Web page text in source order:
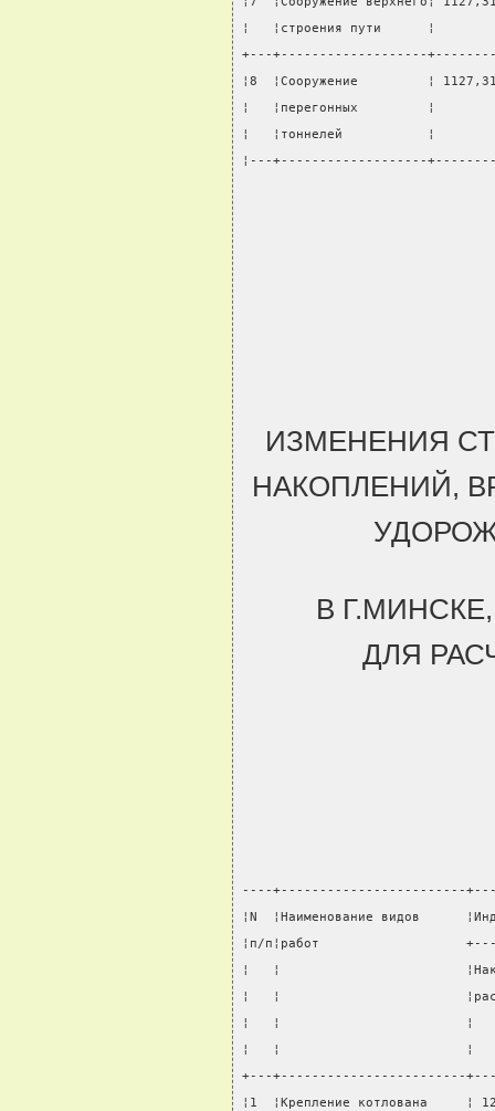
¦   ¦строения пути
+---+-------------------
¦8  ¦Сооружение         ¦
¦   ¦перегонных
¦   ¦тоннелей           ¦
¦---+-------------------
ИЗМЕНЕНИЯ
НАКОПЛЕНИЙ,
В
ДЛЯ
----+------------------------
¦N  ¦Наименование видов
¦п/п¦работ
¦   ¦
¦   ¦                        ¦расходы
¦   ¦                        ¦
¦   ¦                        ¦
+---+------------------------
¦1  ¦Крепление котлована     ¦